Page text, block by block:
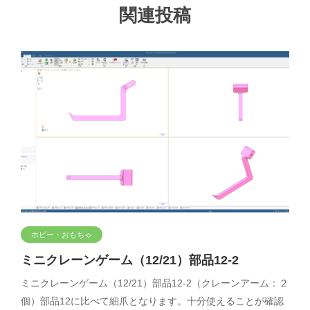
関連投稿
ホビー・おもちゃ
ミニクレーンゲーム（12/21）部品12-2
ミニクレーンゲーム（12/21）部品12-2（クレーンアーム：２
個）部品12に比べて細爪となります。十分使えることが確認